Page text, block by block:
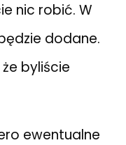
nic robić. W
dodane.
byliście
ewentualne